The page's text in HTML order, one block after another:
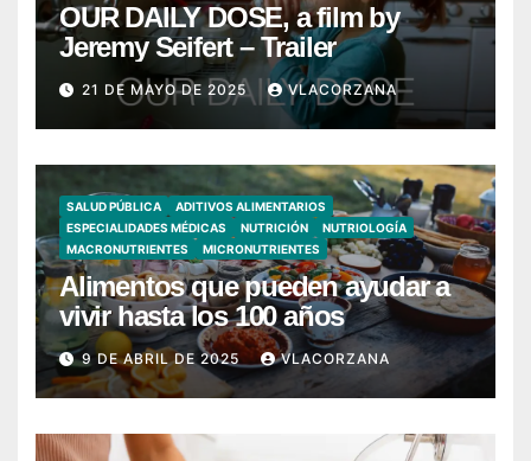
OUR DAILY DOSE, a film by
Jeremy Seifert – Trailer
21 DE MAYO DE 2025 VLACORZANA
SALUD PÚBLICA
ADITIVOS ALIMENTARIOS
ESPECIALIDADES MÉDICAS
NUTRICIÓN
NUTRIOLOGÍA
MACRONUTRIENTES
MICRONUTRIENTES
Alimentos que pueden ayudar a
vivir hasta los 100 años
9 DE ABRIL DE 2025 VLACORZANA